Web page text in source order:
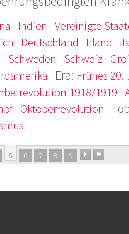
Indien Vereinigte
Deutschland Irland
Schweden Schweiz
Era: Frühes
1918/1919
Oktoberrevolution
5 6 7 8 9